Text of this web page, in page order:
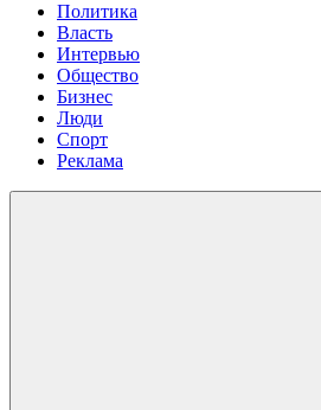
Политика
Власть
Интервью
Общество
Бизнес
Люди
Спорт
Реклама